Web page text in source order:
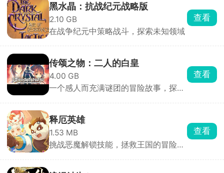
黑水晶：抗战纪元战略版
2.10 GB
在战争纪元中策略战斗，探索未知领域
查看
传颂之物：二人的白皇
4.00 GB
一个感人而充满谜团的冒险故事，探寻
查看
释厄英雄
1.53 MB
挑战恶魔解锁技能，拯救王国的冒险动
查看